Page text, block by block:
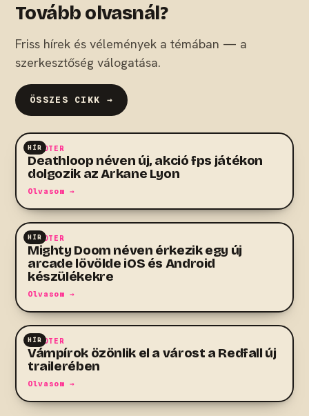
Tovább olvasnál?
Friss hírek és vélemények a témában — a
szerkesztőség válogatása.
ÖSSZES CIKK →
HÍR
SHOOTER
Deathloop néven új, akció fps játékon
dolgozik az Arkane Lyon
Olvasom →
HÍR
SHOOTER
Mighty Doom néven érkezik egy új
arcade lövölde iOS és Android
készülékekre
Olvasom →
HÍR
SHOOTER
Vámpírok özönlik el a várost a Redfall új
trailerében
Olvasom →